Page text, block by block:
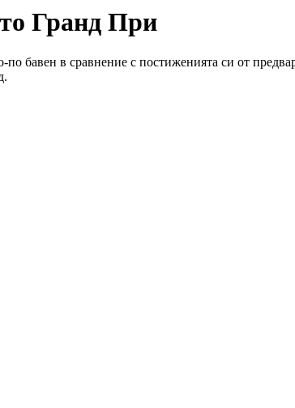
Гранд При
бавен в сравнение с постиженията си от